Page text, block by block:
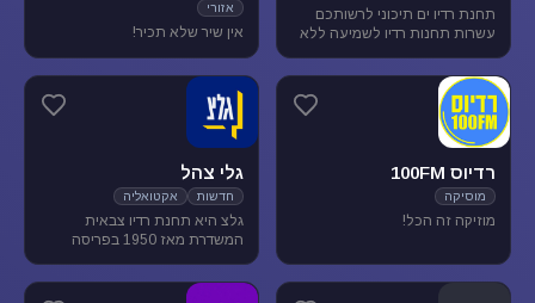
תחנת רדיו ים תיכוני לרשותכם
עשרות תחנות רדיו לשמיעה ללא
ים תיכונית, מוסיקה לפי שפות
אזורי
אין שיר שלא תכיר!
רדיוס 100FM
מוסיקה
מוזיקה זה הכל!
גלי צהל
חדשות אקטואליה
גלצ היא תחנת רדיו צבאית
המשדרת מאז 1950 בפריסה
חדשות, תכניות אקטואליה
ותרבות, מוזיקה ועוד.